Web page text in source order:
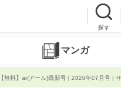
探す
マンガ